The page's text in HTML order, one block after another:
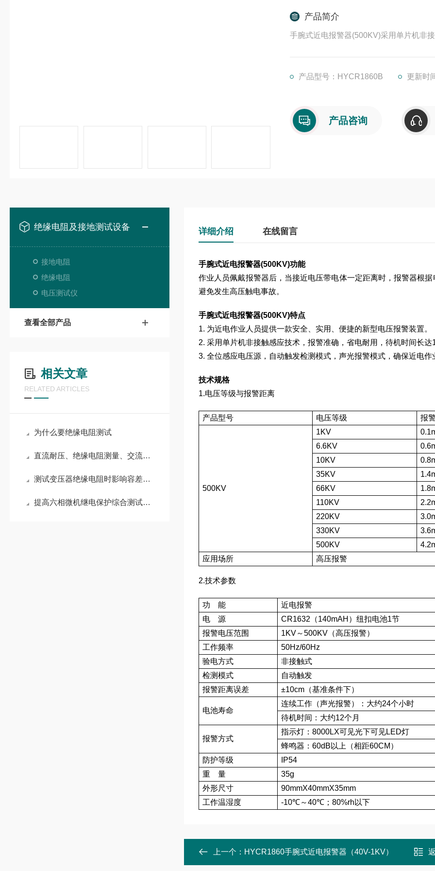
产品简介
手腕式近电报警器(500KV)采用单片机非
产品型号：HYCR1860B 更新时
产品咨询
绝缘电阻及接地测试设备
接地电阻
绝缘电阻
电压测试仪
查看全部产品
相关文章
RELATED ARTICLES
为什么要绝缘电阻测试
直流耐压、绝缘电阻测量、交流耐压测试的区别
测试变压器绝缘电阻时影响容差的五个因素
提高六相微机继电保护综合测试仪测试精度的技巧
详细介绍 在线留言
手腕式近电报警器(500KV)功能
作业人员佩戴报警器后，当接近电压带电体一定距离时，报警器根
避免发生高压触电事故。
手腕式近电报警器(500KV)特点
1. 为近电作业人员提供一款安全、实用、便捷的新型电压报警装置。
2. 采用单片机非接触感应技术，报警准确，省电耐用，待机时间长达
3. 全位感应电压源，自动触发检测模式，声光报警模式，确保近电作
技术规格
1.电压等级与报警距离
产品型号 电压等级 报
500KV
1KV
6.6KV
10KV
35KV
66KV
110KV
220KV
330KV
500KV
应用场所
高压报警
2.技术参数
功 能
近电报警
电 源
CR1632（140mAH）纽扣电池1节
报警电压范围
1KV～500KV（高压报警）
工作频率
50Hz/60Hz
验电方式
非接触式
检测模式
自动触发
报警距离误差
±10cm（基准条件下）
电池寿命
连续工作（声光报警）：大约24个小时
待机时间：大约12个月
报警方式
指示灯：8000LX可见光下可见LED灯
蜂鸣器：60dB以上（相距60CM）
防护等级
IP54
重 量
35g
外形尺寸
90mmX40mmX35mm
工作温湿度
-10℃～40℃；80%rh以下
上一个： HYCR1860手腕式近电报警器（40V-1KV）